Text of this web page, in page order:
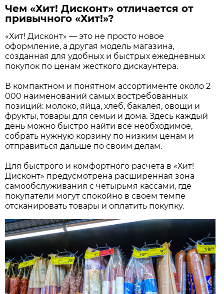
Чем «Хит! Дисконт» отличается от
привычного «Хит!»?
«Хит! Дисконт» — это не просто новое
оформление, а другая модель магазина,
созданная для удобных и быстрых ежедневных
покупок по ценам жесткого дискаунтера.
В компактном и понятном ассортименте около 2
000 наименований самых востребованных
позиций: молоко, яйца, хлеб, бакалея, овощи и
фрукты, товары для семьи и дома. Здесь каждый
день можно быстро найти все необходимое,
собрать нужную корзину по низким ценам и
отправиться дальше по своим делам.
Для быстрого и комфортного расчета в «Хит!
Дисконт» предусмотрена расширенная зона
самообслуживания с четырьмя кассами, где
покупатели могут спокойно в своем темпе
отсканировать товары и оплатить покупку.